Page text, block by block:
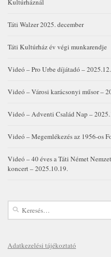
Kultúrháznál
Táti Walzer 2025. december
Táti Kultúrház év végi munkarendje
Videó – Pro Urbe díjátadó –
Videó – Városi karácsonyi műsor –
Videó – Adventi Család Nap –
Videó – Megemlékezés az 1956-os
Videó – 40 éves a Táti Német
koncert – 2025.10.19.
Keresés:
Adatkezelési tájékoztató